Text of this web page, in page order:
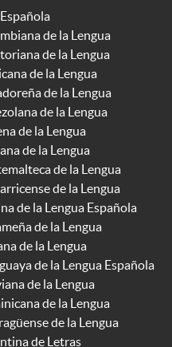
de la Lengua
de la Lengua
de la Lengua
de la Lengua
de la Lengua
de la Lengua
de la Lengua
de la Lengua
de la Lengua
de la Lengua Española
de la Lengua
de la Lengua
de la Lengua Española
de la Lengua
de la Lengua
de la Lengua
de Letras